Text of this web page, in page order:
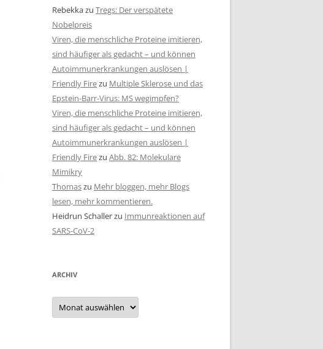
Rebekkazu Tregs: Der verspätete
Nobelpreis
Viren, die menschliche Proteine imitieren,
sind häufiger als gedacht – und können
Autoimmunerkrankungen auslösen |
Friendly Firezu Multiple Sklerose und das
Epstein-Barr-Virus: MS wegimpfen?
Viren, die menschliche Proteine imitieren,
sind häufiger als gedacht – und können
Autoimmunerkrankungen auslösen |
Friendly Firezu Abb. 82: Molekulare
Mimikry
Thomaszu Mehr bloggen, mehr Blogs
lesen, mehr kommentieren.
Heidrun Schallerzu Immunreaktionen auf
SARS-CoV-2
ARCHIV
Archiv